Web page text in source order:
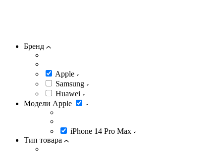
Бренд
Apple
Samsung
Huawei
Модели Apple
iPhone 14 Pro Max
Тип товара